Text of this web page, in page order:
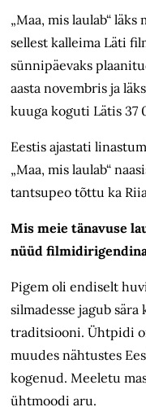
„Maa, mis laulab“
sellest kalleima Läti
sünnipäevaks
aasta novembris ja
kuuga koguti Lätis 37
Eestis ajastati
„Maa, mis laulab“
tantsupeo tõttu ka
Mis meie tänavuse
nüüd
Pigem oli endiselt
silmadesse jagub
traditsiooni. Ühtpidi
muudes nähtustes
kogenud. Meeletu
ühtmoodi aru.